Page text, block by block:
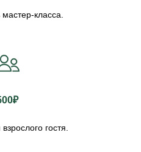
класса.
гостя.